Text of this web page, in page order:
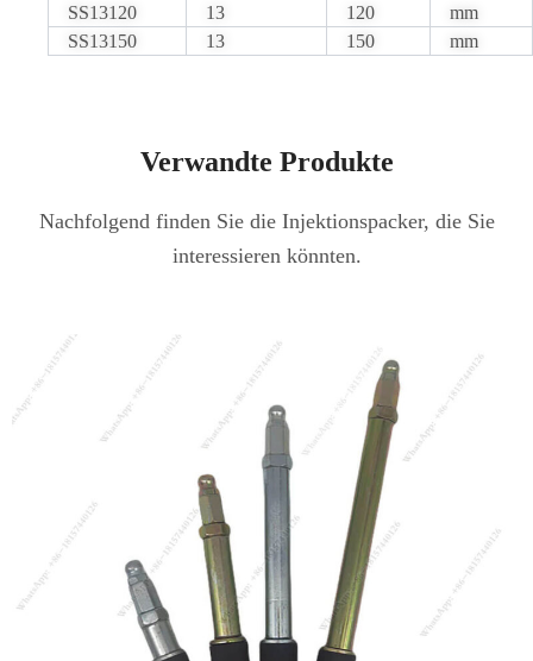
SS13120
13 120
mm
SS13150
13 150 mm
Verwandte Produkte
Nachfolgend finden Sie die Injektionspacker, die Sie
interessieren könnten.